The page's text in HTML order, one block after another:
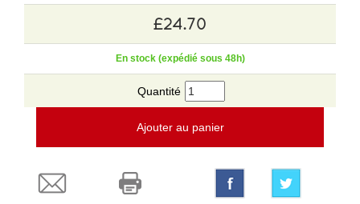
£24.70
En stock (expédié sous 48h)
Quantité
Ajouter au panier